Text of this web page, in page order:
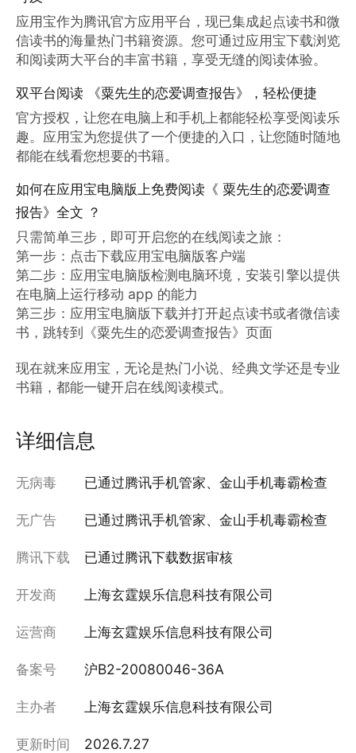
应用宝作为腾讯官方应用平台，现已集成起点读书和微
信读书的海量热门书籍资源。您可通过应用宝下载浏览
和阅读两大平台的丰富书籍，享受无缝的阅读体验。
双平台阅读 《粟先生的恋爱调查报告》，轻松便捷
官方授权，让您在电脑上和手机上都能轻松享受阅读乐
趣。应用宝为您提供了一个便捷的入口，让您随时随地
都能在线看您想要的书籍。
如何在应用宝电脑版上免费阅读《 粟先生的恋爱调查
报告》全文 ？
只需简单三步，即可开启您的在线阅读之旅：
第一步：点击下载应用宝电脑版客户端
第二步：应用宝电脑版检测电脑环境，安装引擎以提供
在电脑上运行移动 app 的能力
第三步：应用宝电脑版下载并打开起点读书或者微信读
书，跳转到《粟先生的恋爱调查报告》页面
现在就来应用宝，无论是热门小说、经典文学还是专业
书籍，都能一键开启在线阅读模式。
详细信息
无病毒 已通过腾讯手机管家、金山手机毒霸检查
无广告 已通过腾讯手机管家、金山手机毒霸检查
腾讯下载 已通过腾讯下载数据审核
开发商 上海玄霆娱乐信息科技有限公司
运营商 上海玄霆娱乐信息科技有限公司
备案号 沪B2-20080046-36A
主办者 上海玄霆娱乐信息科技有限公司
更新时间 2026.7.27